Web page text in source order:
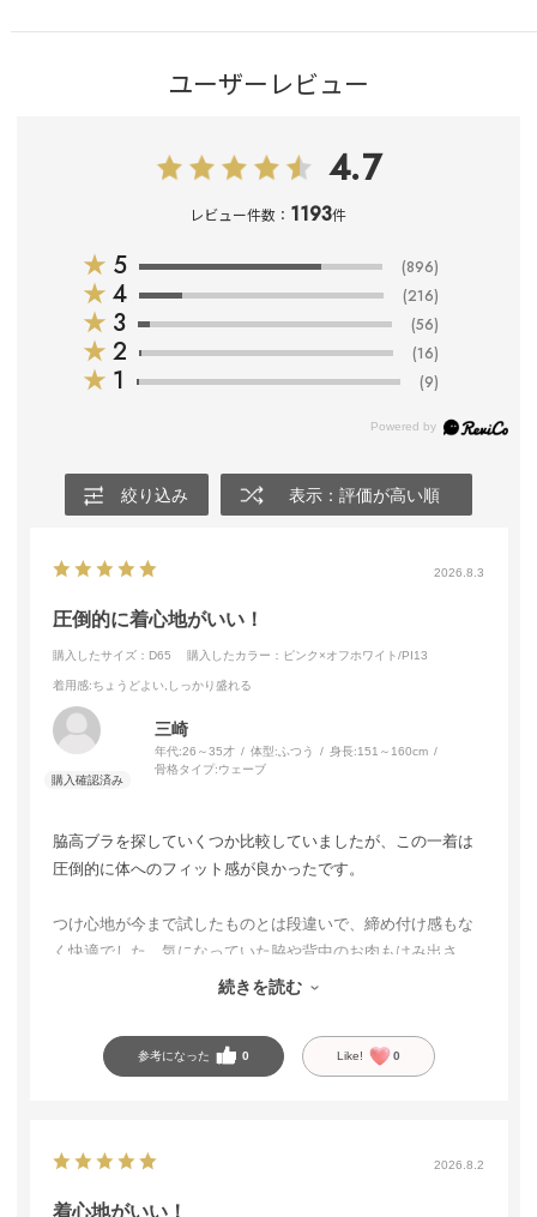
ユーザーレビュー
4.7
レビュー件数： 1193件
★ 5 (896)
★ 4 (216)
★ 3 (56)
★ 2 (16)
★ 1 (9)
絞り込み 表示：評価が高い順
2026.8.3
圧倒的に着心地がいい！
購入したサイズ：D65 購入したカラー：ピンク×オフホワイト/PI13
着用感:ちょうどよい,しっかり盛れる
三崎
年代:26～35才 体型: ふつう 身長:151～160cm
骨格タイプ:ウェーブ
脇高ブラを探していくつか比較していましたが、この一着は
圧倒的に体へのフィット感が良かったです。
つけ心地が今まで試したものとは段違いで、締め付け感もな
く快適でした。気になっていた脇や背中のお肉もはみ出さ
ず、カップの中にきれいに収まります。シルエットも整っ
続きを読む
参考になった 0 Like! 0
2026.8.2
着心地がいい！